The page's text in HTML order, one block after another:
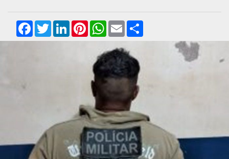
FacebookTwitterLinkedInPinterestWhatsApp
Email